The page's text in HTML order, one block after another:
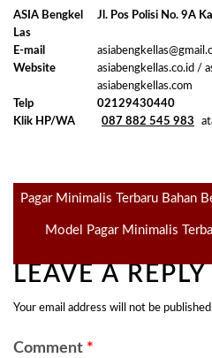
ASIA Bengkel
Las
Jl. Pos Polisi No. 9A
E-mail
Website
asiabengkellas.co.id /
asiabengkellas.com
Telp
02129430440
Klik HP/WA
087 882 545 983
Post
navigation
Pagar Minimalis Terbaru Bahan
Model Pagar Minimalis
LEAVE A REPLY
Your email address will not be
Comment *